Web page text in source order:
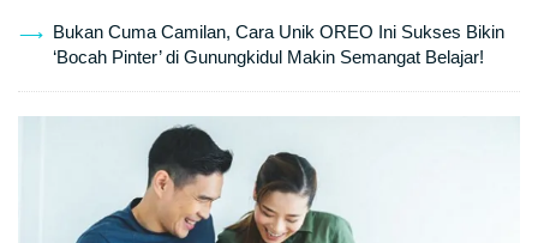
Bukan Cuma Camilan, Cara Unik OREO Ini Sukses Bikin
‘Bocah Pinter’ di Gunungkidul Makin Semangat Belajar!